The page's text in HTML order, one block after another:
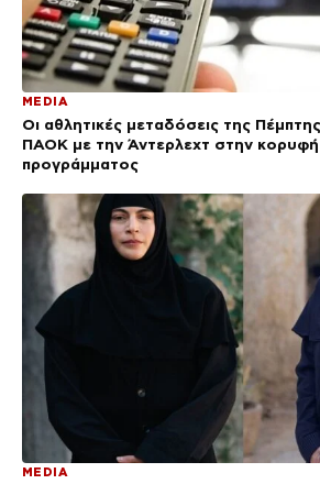
MEDIA
Οι αθλητικές μεταδόσεις της
ΠΑΟΚ με την Άντερλεχτ στην
προγράμματος
MEDIA